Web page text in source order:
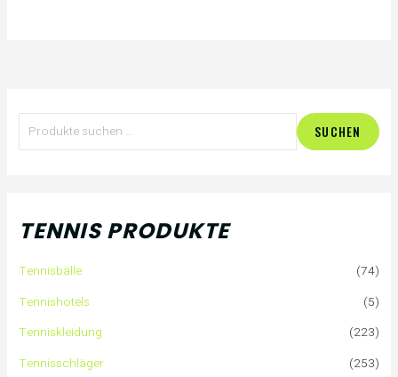
n
a
SUCHEN
TENNIS PRODUKTE
Tennisbälle
(74)
Tennishotels
(5)
Tenniskleidung
(223)
Tennisschläger
(253)